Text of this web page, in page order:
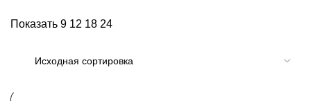
Показать 9 12 18 24